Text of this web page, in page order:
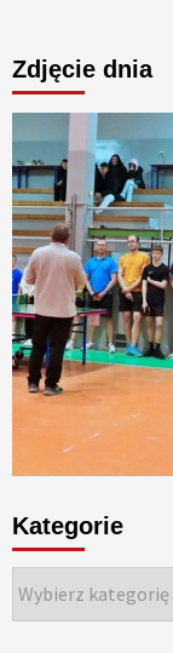
Zdjęcie dnia
Kategorie